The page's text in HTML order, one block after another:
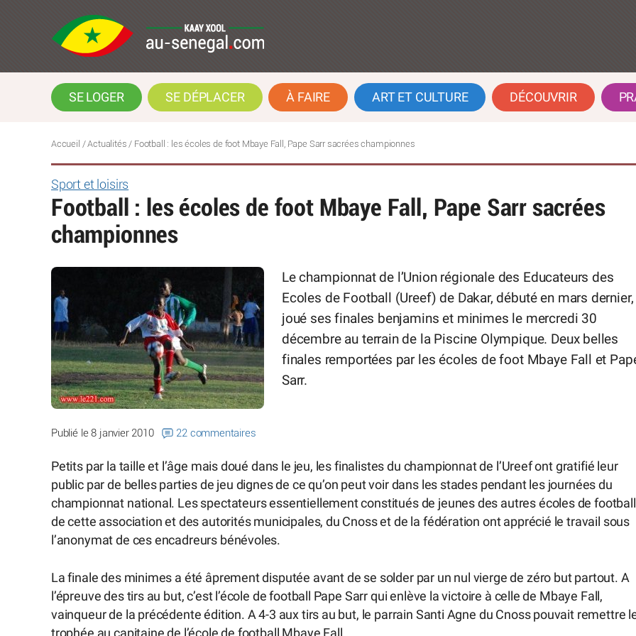
SE LOGER SE DÉPLACER À FAIRE ART ET CULTURE DÉCOUVRIR
Accueil /Actualités / Football : les écoles de foot Mbaye Fall, Pape Sarr sacrées championnes
Sport et loisirs
Football : les écoles de foot Mbaye Fall, Pape Sarr sacrées
championnes
Le championnat de l’Union régionale des Educateurs des
Ecoles de Football (Ureef) de Dakar, débuté en mars dernier,
joué ses finales benjamins et minimes le mercredi 30
décembre au terrain de la Piscine Olympique. Deux belles
finales remportées par les écoles de foot Mbaye Fall et
Sarr.
Publié le 8 janvier 2010 22 commentaires
Petits par la taille et l’âge mais doué dans le jeu, les finalistes du championnat de l’Ureef ont gratifié leur
public par de belles parties de jeu dignes de ce qu’on peut voir dans les stades pendant les journées du
championnat national. Les spectateurs essentiellement constitués de jeunes des autres écoles de football
de cette association et des autorités municipales, du Cnoss et de la fédération ont apprécié le travail sous
l’anonymat de ces encadreurs bénévoles.
La finale des minimes a été âprement disputée avant de se solder par un nul vierge de zéro but partout. A
l’épreuve des tirs au but, c’est l’école de football Pape Sarr qui enlève la victoire à celle de Mbaye Fall,
vainqueur de la précédente édition. A 4-3 aux tirs au but, le parrain Santi Agne du Cnoss pouvait remettre
trophée au capitaine de l’école de football Mbaye Fall.